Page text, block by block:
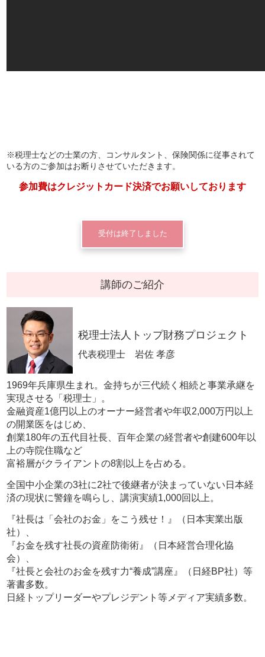
※税理士などの士業の方、コンサルタント、保険関係に従事されて
いる方のご参加はお断りさせていただきます。
参加費はクレジットカード決済でお願いしております
受付は終了しました
講師のご紹介
税理士法人トップ財務プロジェクト
代表税理士 岩佐 孝彦
1969年兵庫県生まれ。金持ちが三代続く相続と事業承継を
実現させる「税理士」。
金融資産1億円以上のオーナー経営者や年収2,000万円以上
の開業医をはじめ、
創業180年の五代目社長、百年企業の経営者や創建600年以
上の寺院住職など
富裕層がクライアントの8割以上を占める。
全国中小企業の3社に2社で後継者が決まっていない日本経
済の現状に警鐘を鳴らし、講演実績1,000回以上。
『社長は「会社のお金」をこう残せ！』（日本実業出版
社）、
『お金を残す社長の資産防衛術』（日本経営合理化協
会）、
『社長と会社のお金を残す力“養成”講座』（日経BP社）等
著書多数。
日経トップリーダーやプレジデント等メディア実績多数。